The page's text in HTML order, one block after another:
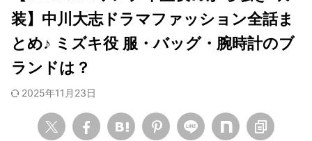
・高畑充希
・
さとうほなみ
・
水川あさみ
・田中みな実
松岡茉優
装】中川大志ドラマファッション全話ま
とめ♪ ミズキ役 服・バッグ・腕時計のブ
ランドは？
2025年11月23日